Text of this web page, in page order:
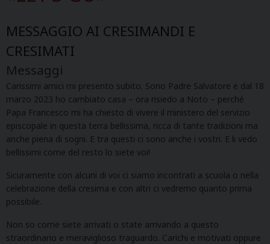
MESSAGGIO AI CRESIMANDI E
CRESIMATI
Messaggi
Carissimi amici mi presento subito. Sono Padre Salvatore e dal 18
marzo 2023 ho cambiato casa – ora risiedo a Noto – perché
Papa Francesco mi ha chiesto di vivere il ministero del servizio
episcopale in questa terra bellissima, ricca di tante tradizioni ma
anche piena di sogni. E tra questi ci sono anche i vostri. E li vedo
bellissimi come del resto lo siete voi!
Sicuramente con alcuni di voi ci siamo incontrati a scuola o nella
celebrazione della cresima e con altri ci vedremo quanto prima
possibile.
Non so come siete arrivati o state arrivando a questo
straordinario e meraviglioso traguardo. Carichi e motivati oppure